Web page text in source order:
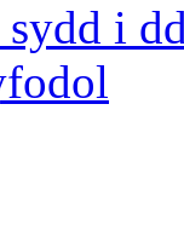
sydd i